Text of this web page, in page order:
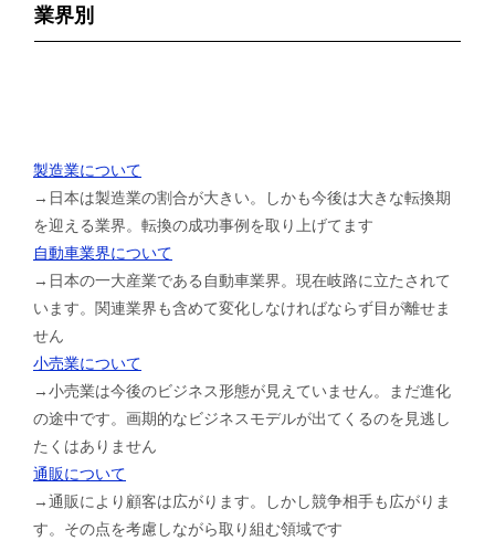
業界別
製造業について
→日本は製造業の割合が大きい。しかも今後は大きな転換期
を迎える業界。転換の成功事例を取り上げてます
自動車業界について
→日本の一大産業である自動車業界。現在岐路に立たされて
います。関連業界も含めて変化しなければならず目が離せま
せん
小売業について
→小売業は今後のビジネス形態が見えていません。まだ進化
の途中です。画期的なビジネスモデルが出てくるのを見逃し
たくはありません
通販について
→通販により顧客は広がります。しかし競争相手も広がりま
す。その点を考慮しながら取り組む領域です